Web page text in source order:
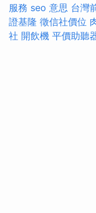
服務 seo 意思 台灣
證基隆 徵信社價位
社 開飲機 平價助聽